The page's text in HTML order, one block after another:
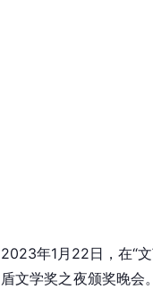
2023年1月22日，在“
盾文学奖之夜颁奖晚